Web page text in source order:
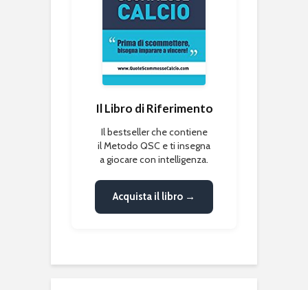
Il Libro di Riferimento
Il bestseller che contiene
il Metodo QSC e ti insegna
a giocare con intelligenza.
Acquista il libro →